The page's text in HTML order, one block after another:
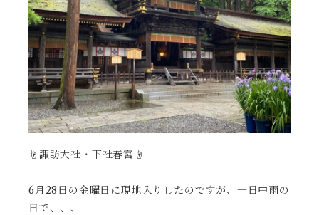
☝️諏訪大社・下社春宮☝️
6月28日の金曜日に現地入りしたのですが、一日中雨の
日で、、、